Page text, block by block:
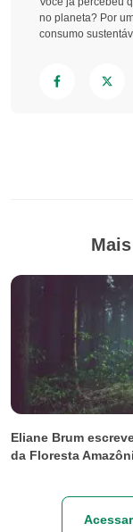
no planeta? Por
consumo
Eliane Brum
da Floresta